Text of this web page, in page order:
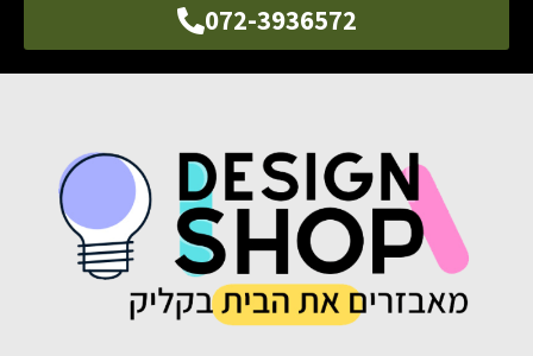
072-3936572